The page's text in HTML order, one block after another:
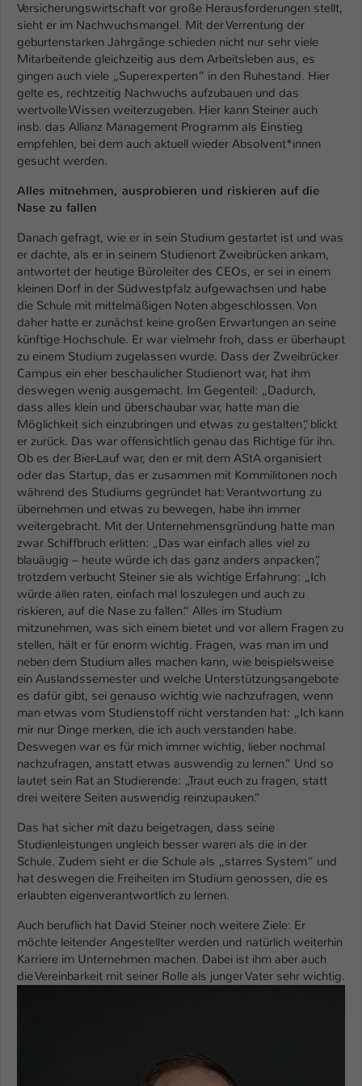
Versicherungswirtschaft vor große Herausforderungen stellt,
sieht er im Nachwuchsmangel. Mit der Verrentung der
geburtenstarken Jahrgänge schieden nicht nur sehr viele
Mitarbeitende gleichzeitig aus dem Arbeitsleben aus, es
gingen auch viele „Superexperten“ in den Ruhestand. Hier
gelte es, rechtzeitig Nachwuchs aufzubauen und das
wertvolle Wissen weiterzugeben. Hier kann Steiner auch
insb. das Allianz Management Programm als Einstieg
empfehlen, bei dem auch aktuell wieder Absolvent*innen
gesucht werden.
Alles mitnehmen, ausprobieren und riskieren auf die
Nase zu fallen
Danach gefragt, wie er in sein Studium gestartet ist und was
er dachte, als er in seinem Studienort Zweibrücken ankam,
antwortet der heutige Büroleiter des CEOs, er sei in einem
kleinen Dorf in der Südwestpfalz aufgewachsen und habe
die Schule mit mittelmäßigen Noten abgeschlossen. Von
daher hatte er zunächst keine großen Erwartungen an seine
künftige Hochschule. Er war vielmehr froh, dass er überhaupt
zu einem Studium zugelassen wurde. Dass der Zweibrücker
Campus ein eher beschaulicher Studienort war, hat ihm
deswegen wenig ausgemacht. Im Gegenteil: „Dadurch,
dass alles klein und überschaubar war, hatte man die
Möglichkeit sich einzubringen und etwas zu gestalten“, blickt
er zurück. Das war offensichtlich genau das Richtige für ihn.
Ob es der Bier-Lauf war, den er mit dem AStA organisiert
oder das Startup, das er zusammen mit Kommilitonen noch
während des Studiums gegründet hat: Verantwortung zu
übernehmen und etwas zu bewegen, habe ihn immer
weitergebracht. Mit der Unternehmensgründung hatte man
zwar Schiffbruch erlitten: „Das war einfach alles viel zu
blauäugig – heute würde ich das ganz anders anpacken“,
trotzdem verbucht Steiner sie als wichtige Erfahrung: „Ich
würde allen raten, einfach mal loszulegen und auch zu
riskieren, auf die Nase zu fallen.“ Alles im Studium
mitzunehmen, was sich einem bietet und vor allem Fragen zu
stellen, hält er für enorm wichtig. Fragen, was man im und
neben dem Studium alles machen kann, wie beispielsweise
ein Auslandssemester und welche Unterstützungsangebote
es dafür gibt, sei genauso wichtig wie nachzufragen, wenn
man etwas vom Studienstoff nicht verstanden hat: „Ich kann
mir nur Dinge merken, die ich auch verstanden habe.
Deswegen war es für mich immer wichtig, lieber nochmal
nachzufragen, anstatt etwas auswendig zu lernen.“ Und so
lautet sein Rat an Studierende: „Traut euch zu fragen, statt
drei weitere Seiten auswendig reinzupauken.“
Das hat sicher mit dazu beigetragen, dass seine
Studienleistungen ungleich besser waren als die in der
Schule. Zudem sieht er die Schule als „starres System“ und
hat deswegen die Freiheiten im Studium genossen, die es
erlaubten eigenverantwortlich zu lernen.
Auch beruflich hat David Steiner noch weitere Ziele: Er
möchte leitender Angestellter werden und natürlich weiterhin
Karriere im Unternehmen machen. Dabei ist ihm aber auch
die Vereinbarkeit mit seiner Rolle als junger Vater sehr wichtig.